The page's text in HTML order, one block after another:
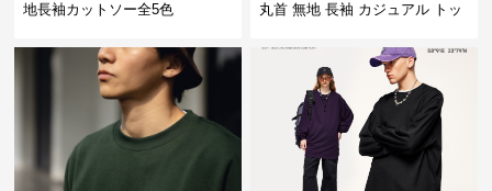
地長袖カットソー全5色
丸首 無地 長袖 カジュアル トッ